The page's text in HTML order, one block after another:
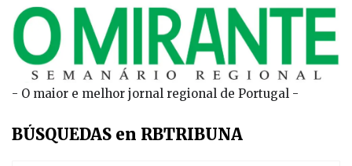
- O maior e melhor jornal regional de Portugal -
BÚSQUEDAS en RBTRIBUNA